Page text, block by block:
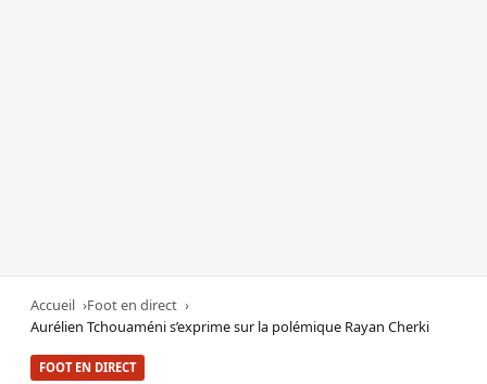
Accueil
Foot en direct
Aurélien Tchouaméni s’exprime sur la polémique Rayan Cherki
FOOT EN DIRECT